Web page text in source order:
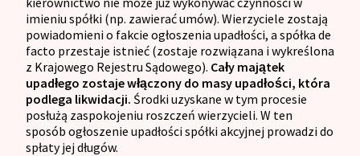
imieniu spółki (np. zawierać umów). Wierzyciele zostają
powiadomieni o fakcie ogłoszenia upadłości, a spółka de
facto przestaje istnieć (zostaje rozwiązana i wykreślona
z Krajowego Rejestru Sądowego). Cały majątek
upadłego zostaje włączony do masy upadłości, która
podlega likwidacji. Środki uzyskane w tym procesie
posłużą zaspokojeniu roszczeń wierzycieli. W ten
sposób ogłoszenie upadłości spółki akcyjnej prowadzi do
spłaty jej długów.